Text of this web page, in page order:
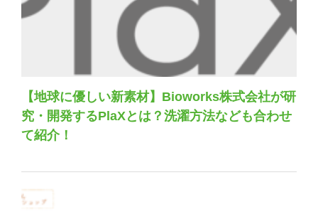
【地球に優しい新素材】Bioworks株式会社が研
究・開発するPlaXとは？洗濯方法なども合わせ
て紹介！